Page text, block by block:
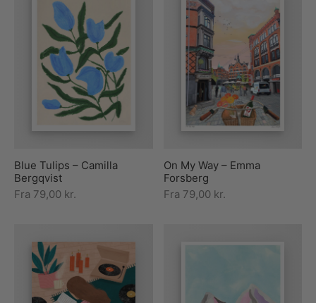
Blue Tulips – Camilla
Bergqvist
Fra 79,00 kr.
On My Way – Emma
Forsberg
Fra 79,00 kr.